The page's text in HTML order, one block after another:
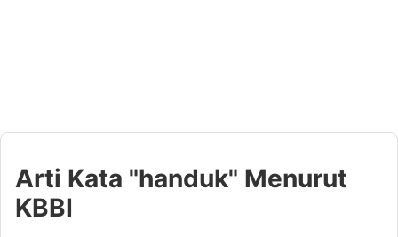
Arti Kata "handuk" Menurut
KBBI